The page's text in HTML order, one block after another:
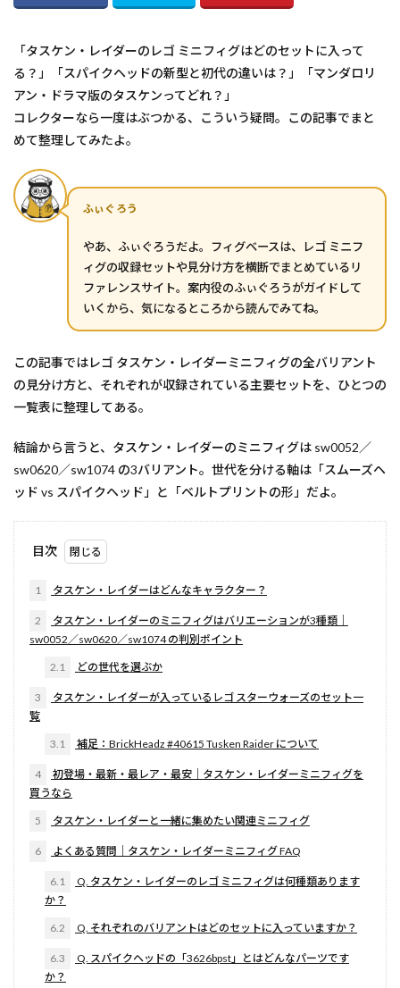
「タスケン・レイダーのレゴ ミニフィグはどのセットに入って
る？」「スパイクヘッドの新型と初代の違いは？」「マンダロリ
アン・ドラマ版のタスケンってどれ？」
コレクターなら一度はぶつかる、こういう疑問。この記事でまと
めて整理してみたよ。
ふぃぐろう
やあ、ふぃぐろうだよ。フィグベースは、レゴ ミニフ
ィグの収録セットや見分け方を横断でまとめているリ
ファレンスサイト。案内役のふぃぐろうがガイドして
いくから、気になるところから読んでみてね。
この記事ではレゴ タスケン・レイダーミニフィグの全バリアント
の見分け方と、それぞれが収録されている主要セットを、ひとつの
一覧表に整理してある。
結論から言うと、タスケン・レイダーのミニフィグは sw0052／
sw0620／sw1074 の3バリアント。世代を分ける軸は「スムーズヘ
ッド vs スパイクヘッド」と「ベルトプリントの形」だよ。
目次
1 タスケン・レイダーはどんなキャラクター？
2
タスケン・レイダーのミニフィグはバリエーションが3種類｜
sw0052／sw0620／sw1074 の判別ポイント
2.1 どの世代を選ぶか
3
タスケン・レイダーが入っているレゴ スターウォーズのセット一
覧
3.1 補足：BrickHeadz #40615 Tusken Raider について
4
初登場・最新・最レア・最安｜タスケン・レイダーミニフィグを
買うなら
5 タスケン・レイダーと一緒に集めたい関連ミニフィグ
6 よくある質問｜タスケン・レイダーミニフィグ FAQ
6.1
Q. タスケン・レイダーのレゴ ミニフィグは何種類あります
か？
6.2 Q. それぞれのバリアントはどのセットに入っていますか？
6.3
Q. スパイクヘッドの「3626bpst」とはどんなパーツです
か？